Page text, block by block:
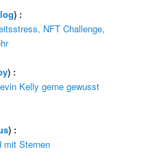
) :
NFT Challenge,
) :
Kelly gerne gewusst
) :
mit Sternen